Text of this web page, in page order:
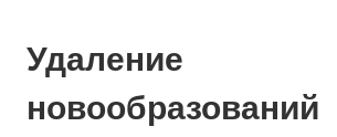
Удаление
новообразований